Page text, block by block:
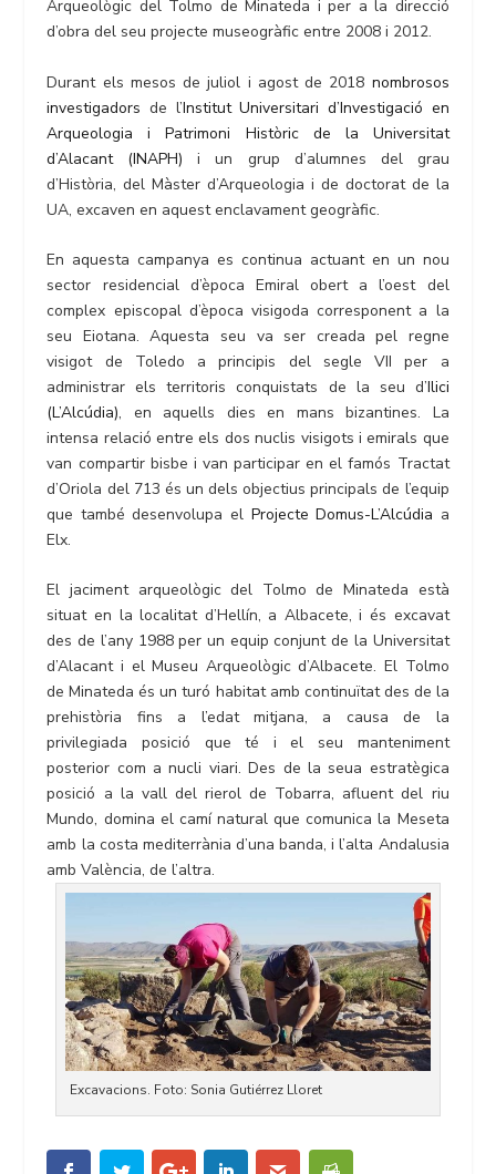
Arqueològic del Tolmo de Minateda i per a la direcció
d’obra del seu projecte museogràfic entre 2008 i 2012.
Durant els mesos de juliol i agost de 2018 nombrosos
investigadors de l’Institut Universitari d’Investigació en
Arqueologia i Patrimoni Històric de la Universitat
d’Alacant (INAPH) i un grup d’alumnes del grau
d’Història, del Màster d’Arqueologia i de doctorat de la
UA, excaven en aquest enclavament geogràfic.
En aquesta campanya es continua actuant en un nou
sector residencial d’època Emiral obert a l’oest del
complex episcopal d’època visigoda corresponent a la
seu Eiotana. Aquesta seu va ser creada pel regne
visigot de Toledo a principis del segle VII per a
administrar els territoris conquistats de la seu d’Ilici
(L’Alcúdia), en aquells dies en mans bizantines. La
intensa relació entre els dos nuclis visigots i emirals que
van compartir bisbe i van participar en el famós Tractat
d’Oriola del 713 és un dels objectius principals de l’equip
que també desenvolupa el Projecte Domus-L’Alcúdia a
Elx.
El jaciment arqueològic del Tolmo de Minateda està
situat en la localitat d’Hellín, a Albacete, i és excavat
des de l’any 1988 per un equip conjunt de la Universitat
d’Alacant i el Museu Arqueològic d’Albacete. El Tolmo
de Minateda és un turó habitat amb continuïtat des de la
prehistòria fins a l’edat mitjana, a causa de la
privilegiada posició que té i el seu manteniment
posterior com a nucli viari. Des de la seua estratègica
posició a la vall del rierol de Tobarra, afluent del riu
Mundo, domina el camí natural que comunica la Meseta
amb la costa mediterrània d’una banda, i l’alta Andalusia
amb València, de l’altra.
Excavacions. Foto: Sonia Gutiérrez Lloret